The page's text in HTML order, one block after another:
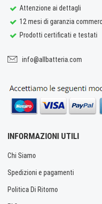
Attenzione ai dettagli
12 mesi di garanzia
Prodotti certificati e testati
info@allbatteria.com
INFORMAZIONI UTILI
Chi Siamo
Spedizioni e pagamenti
Politica Di Ritorno